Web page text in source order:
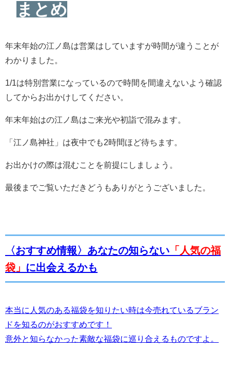
まとめ
年末年始の江ノ島は営業はしていますが時間が違うことが
わかりました。
1/1は特別営業になっているので時間を間違えないよう確認
してからお出かけしてください。
年末年始はの江ノ島はご来光や初詣で混みます。
「江ノ島神社」は夜中でも2時間ほど待ちます。
お出かけの際は混むことを前提にしましょう。
最後までご覧いただきどうもありがとうございました。
〈おすすめ情報〉 あなたの知らない 「人気の福
袋」 に出会えるかも
本当に人気のある福袋を知りたい時は今売れているブラン
ドを知るのがおすすめです！
意外と知らなかった素敵な福袋に巡り合えるものですよ。